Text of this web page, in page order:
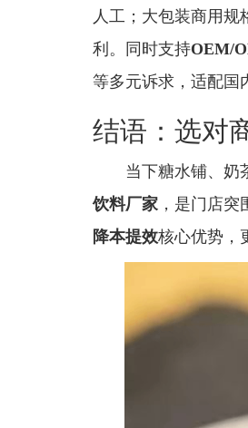
人工；大包装商用
利。同时支持OEM/
等多元诉求，适配国
结语：选对
当下糖水铺、奶
饮料厂家 ，是门店
降本提效核心优势，